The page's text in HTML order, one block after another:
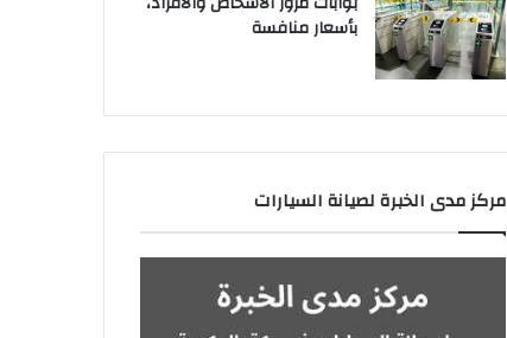
بأسعار منافسة
مركز مدى الخبرة لصيانة السيارات